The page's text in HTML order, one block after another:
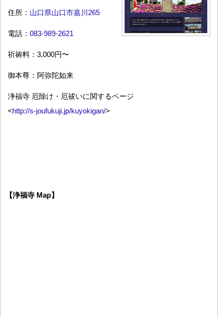
住所： 山口県山口市嘉川265
電話： 083-989-2621
祈祷料：3,000円〜
御本尊：阿弥陀如来
浄福寺 厄除け・厄祓いに関するページ
<http://s-joufukuji.jp/kuyokigan/>
【浄福寺 Map】